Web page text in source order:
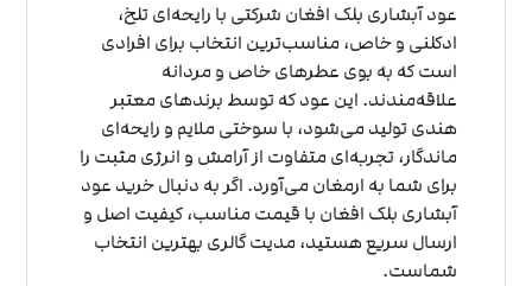
عود آبشاری بلک افغان شرکتی با رایحه‌ای تلخ،
ادکلنی و خاص، مناسب‌ترین انتخاب برای افرادی
است که به بوی عطرهای خاص و مردانه
علاقه‌مندند. این عود که توسط برندهای معتبر
هندی تولید می‌شود، با سوختی ملایم و رایحه‌ای
ماندگار، تجربه‌ای متفاوت از آرامش و انرژی مثبت را
برای شما به ارمغان می‌آورد. اگر به دنبال خرید عود
آبشاری بلک افغان با قیمت مناسب، کیفیت اصل و
ارسال سریع هستید، مدیت گالری بهترین انتخاب
شماست.